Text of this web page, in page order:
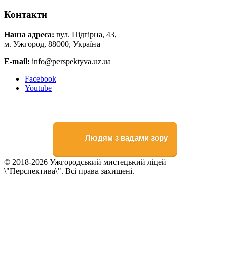
Контакти
Наша адреса: вул. Підгірна, 43,
м. Ужгород, 88000, Україна
E-mail: info@perspektyva.uz.ua
Faceboоk
Youtube
Людям з вадами зору
© 2018-2026 Ужгородський мистецький ліцей
\"Перспектива\". Всі права захищені.